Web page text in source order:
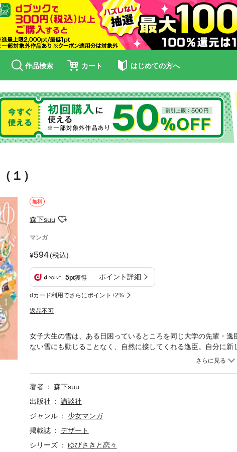
作品検索 カート はじめての方へ
１）
無料
森下suu
マンガ
594(税込)
5pt獲得 ポイント詳細
dカード利用でさらにポイント+2%
返品不可
女子大生の雪は、ある日困っているところを同じ大学の先輩・
ない雪にも動じることなく、自然に接してくれる逸臣。自分に新
著者
森下suu
出版社
講談社
ジャンル
少女マンガ
掲載誌
デザート
シリーズ
ゆびさきと恋々